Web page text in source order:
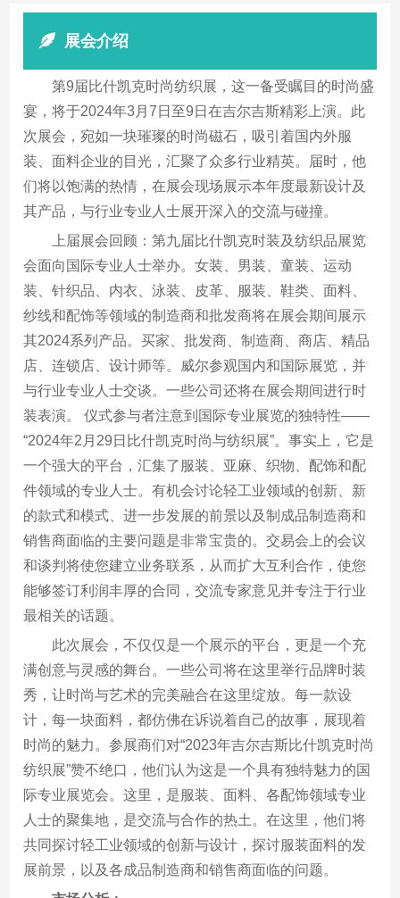
展会介绍
第9届比什凯克时尚纺织展，这一备受瞩目的时尚盛
宴，将于2024年3月7日至9日在吉尔吉斯精彩上演。此
次展会，宛如一块璀璨的时尚磁石，吸引着国内外服
装、面料企业的目光，汇聚了众多行业精英。届时，他
们将以饱满的热情，在展会现场展示本年度最新设计及
其产品，与行业专业人士展开深入的交流与碰撞。
上届展会回顾：第九届比什凯克时装及纺织品展览
会面向国际专业人士举办。女装、男装、童装、运动
装、针织品、内衣、泳装、皮革、服装、鞋类、面料、
纱线和配饰等领域的制造商和批发商将在展会期间展示
其2024系列产品。买家、批发商、制造商、商店、精品
店、连锁店、设计师等。威尔参观国内和国际展览，并
与行业专业人士交谈。一些公司还将在展会期间进行时
装表演。 仪式参与者注意到国际专业展览的独特性——
“2024年2月29日比什凯克时尚与纺织展”。事实上，它是
一个强大的平台，汇集了服装、亚麻、织物、配饰和配
件领域的专业人士。有机会讨论轻工业领域的创新、新
的款式和模式、进一步发展的前景以及制成品制造商和
销售商面临的主要问题是非常宝贵的。交易会上的会议
和谈判将使您建立业务联系，从而扩大互利合作，使您
能够签订利润丰厚的合同，交流专家意见并专注于行业
最相关的话题。
此次展会，不仅仅是一个展示的平台，更是一个充
满创意与灵感的舞台。一些公司将在这里举行品牌时装
秀，让时尚与艺术的完美融合在这里绽放。每一款设
计，每一块面料，都仿佛在诉说着自己的故事，展现着
时尚的魅力。参展商们对“2023年吉尔吉斯比什凯克时尚
纺织展”赞不绝口，他们认为这是一个具有独特魅力的国
际专业展览会。这里，是服装、面料、各配饰领域专业
人士的聚集地，是交流与合作的热土。在这里，他们将
共同探讨轻工业领域的创新与设计，探讨服装面料的发
展前景，以及各成品制造商和销售商面临的问题。